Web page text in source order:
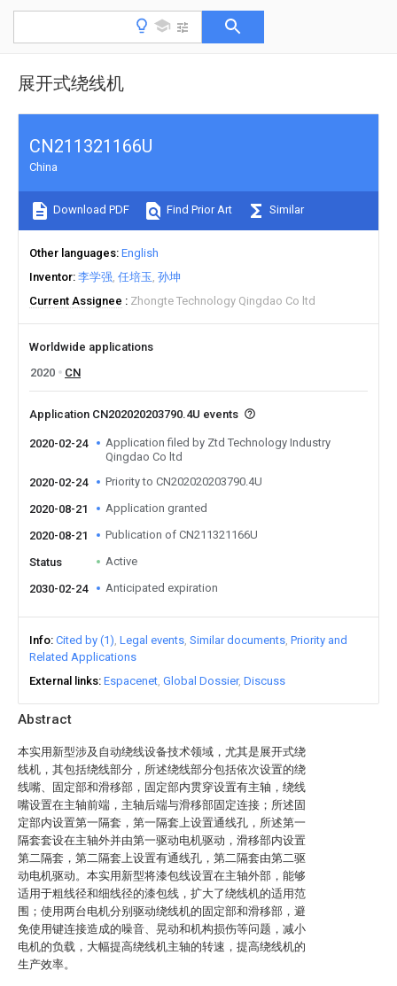
展开式绕线机
Abstract
本实用新型涉及自动绕线设备技术领域，尤其是展开式绕
线机，其包括绕线部分，所述绕线部分包括依次设置的绕
线嘴、固定部和滑移部，固定部内贯穿设置有主轴，绕线
嘴设置在主轴前端，主轴后端与滑移部固定连接；所述固
定部内设置第一隔套，第一隔套上设置通线孔，所述第一
隔套套设在主轴外并由第一驱动电机驱动，滑移部内设置
第二隔套，第二隔套上设置有通线孔，第二隔套由第二驱
动电机驱动。本实用新型将漆包线设置在主轴外部，能够
适用于粗线径和细线径的漆包线，扩大了绕线机的适用范
围；使用两台电机分别驱动绕线机的固定部和滑移部，避
免使用键连接造成的噪音、晃动和机构损伤等问题，减小
电机的负载，大幅提高绕线机主轴的转速，提高绕线机的
生产效率。
CN211321166U
China
Download PDF Find Prior Art Similar
Other languages English
Inventor 李学强 任培玉 孙坤
Current Assignee
Zhongte Technology Qingdao Co ltd
Worldwide applications
2020
CN
Application CN202020203790.4U events
2020-02-24
Application filed by Ztd Technology Industry
Qingdao Co ltd
2020-02-24
Priority to CN202020203790.4U
2020-08-21 Application granted
2020-08-21 Publication of CN211321166U
Status Active
2030-02-24 Anticipated expiration
Info Cited by (1) Legal events Similar documents Priority and
Related Applications
External links Espacenet Global Dossier Discuss